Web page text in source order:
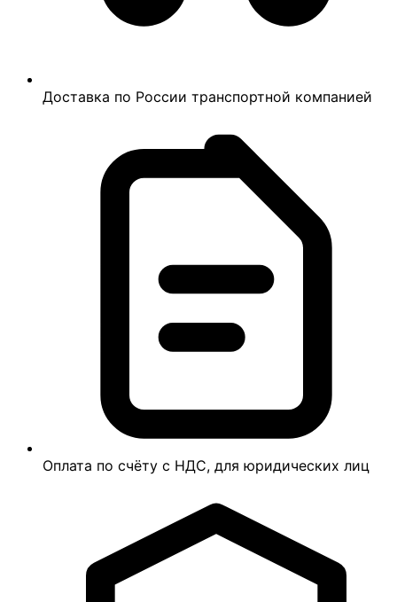
Доставка по России транспортной компанией
Оплата по счёту с НДС, для юридических лиц